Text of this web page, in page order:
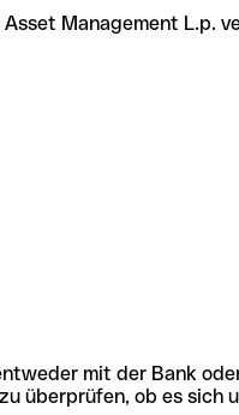
Asset Management L.p.
mit der Bank
ob es sich